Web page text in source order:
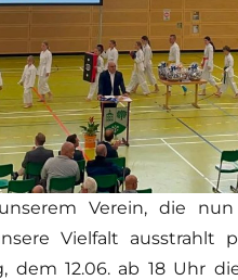
Verein, die
Vielfalt ausstrahlt
dem 12.06. ab 18 Uhr